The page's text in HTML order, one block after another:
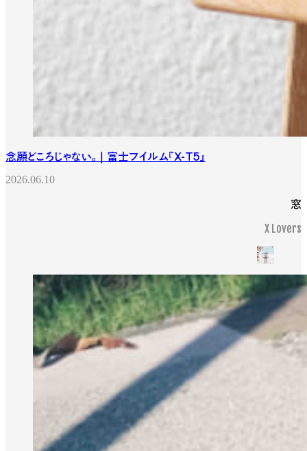
念願どころじゃない。｜富士フイルム『X-T5』
2026.06.10
窓
X Lovers